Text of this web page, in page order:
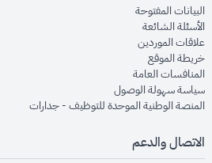
البيانات المفتوحةopens in new window
الأسئلة الشائعةopens in new window
علاقات الموردينopens in new window
خريطة الموقعopens in new window
المنافسات العامةopens in new window
سياسة سهولة الوصولopens in new window
المنصة الوطنية الموحدة للتوظيف - جدارات
الاتصال والدعم